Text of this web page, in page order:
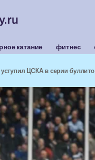
катание фитнес
ЦСКА в серии